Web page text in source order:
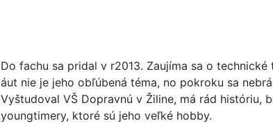
Do fachu sa pridal v r2013. Zaujíma sa o
áut nie je jeho obľúbená téma, no pokroku sa
Vyštudoval VŠ Dopravnú v Žiline, má rád históriu,
youngtimery, ktoré sú jeho veľké hobby.